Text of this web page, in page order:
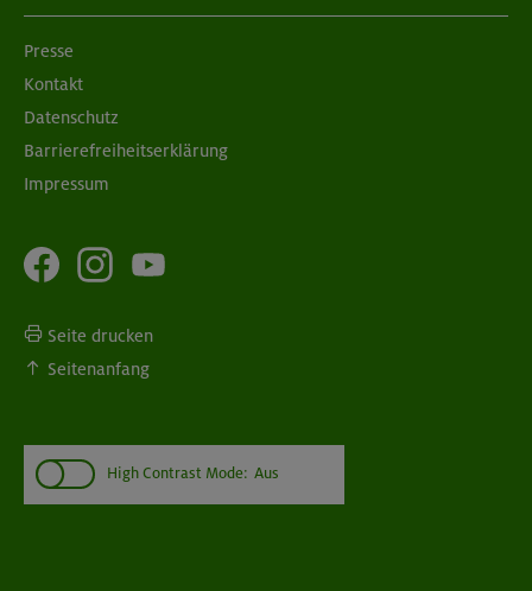
Presse
Kontakt
Datenschutz
Barrierefreiheitserklärung
Impressum
Seite drucken
Seitenanfang
High Contrast Mode: Aus